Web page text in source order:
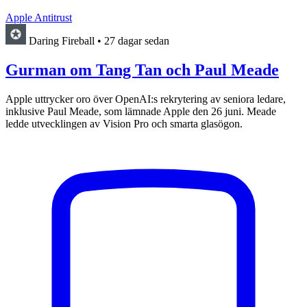
Apple Antitrust
Daring Fireball • 27 dagar sedan
Gurman om Tang Tan och Paul Meade
Apple uttrycker oro över OpenAI:s rekrytering av seniora ledare,
inklusive Paul Meade, som lämnade Apple den 26 juni. Meade
ledde utvecklingen av Vision Pro och smarta glasögon.